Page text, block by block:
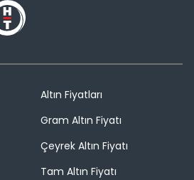
Altın Fiyatları
Gram Altın Fiyatı
Çeyrek Altın Fiyatı
Tam Altın Fiyatı